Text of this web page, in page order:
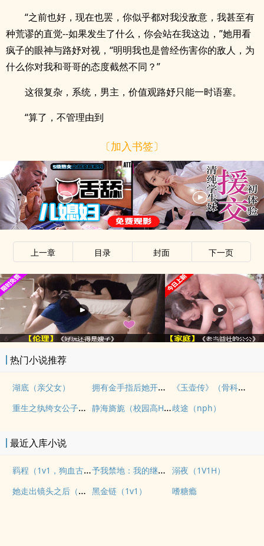
“之前也好，现在也罢，你似乎都对我没敌意，我甚至有
种荒谬的直觉--如果发生了什么，你会站在我这边，”她用看
疯子的眼神与路妤对视，“明明我也是曾经伤害你的敌人，为
什么你对我和哥哥的态度截然不同？”
这很复杂，系统，男主，价值观路妤只能一时语塞。
“算了，不管理由到
〔加入书签〕
上一章 目录 封面 下一页
热门小说推荐
湖底（亲父女） 拥有金手指后她开始为所欲为（nph）
《玉壶传》（骨科）（兄妹）（np）
重生之纨绔女公子（NPH）
静海旖旎（校园高H）歧途（nph）
最近入库小说
羁程（1v1，狗血古早） 予我禁地：我的继子不对劲 溺夜（1V1H）
她走出镜头之后（纯爱 1v1 黑金链（1v1） 嗜糖瘾